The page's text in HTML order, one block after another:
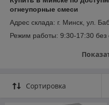
огнеупорные смеси
Адрес склада: г. Минск, ул.
Режим работы: 9:30-17:30 без
Сортировка